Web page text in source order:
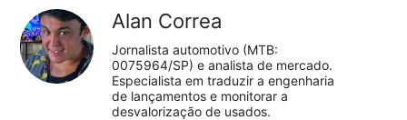
Alan Correa
Jornalista automotivo (MTB:
0075964/SP) e analista de mercado.
Especialista em traduzir a engenharia
de lançamentos e monitorar a
desvalorização de usados.